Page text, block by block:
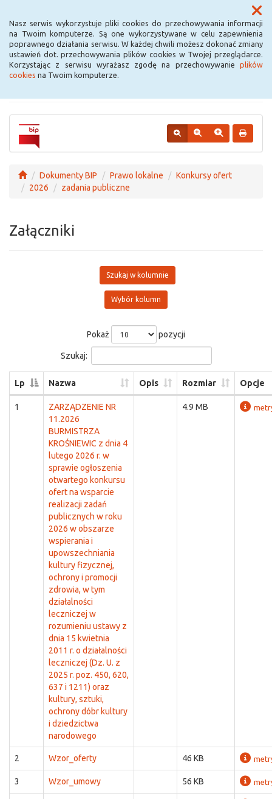
Nasz serwis wykorzystuje pliki cookies do przechowywania informacji
na Twoim komputerze. Są one wykorzystywane w celu zapewnienia
poprawnego działania serwisu. W każdej chwili możesz dokonać zmiany
ustawień dot. przechowywania plików cookies w Twojej przeglądarce.
Korzystając z serwisu wyrażasz zgodę na przechowywanie plików
cookies na Twoim komputerze.
Menu
Urząd Miejski w
Krośniewicach
Dokumenty BIP Prawo lokalne
Konkursy ofert
2026
zadania publiczne
Załączniki
Szukaj w kolumnie
Wybór kolumn
Pokaż pozycji
Szukaj:
Lp Nazwa Opis Rozmiar Opcje
1
ZARZĄDZENIE NR
11.2026
BURMISTRZA
KROŚNIEWIC z dnia 4
lutego 2026 r. w
sprawie ogłoszenia
otwartego konkursu
ofert na wsparcie
realizacji zadań
publicznych w roku
2026 w obszarze
wspierania i
upowszechniania
kultury fizycznej,
ochrony i promocji
zdrowia, w tym
działalności
leczniczej w
rozumieniu ustawy z
dnia 15 kwietnia
2011 r. o działalności
leczniczej (Dz. U. z
2025 r. poz. 450, 620,
637 i 1211) oraz
kultury, sztuki,
ochrony dóbr kultury
i dziedzictwa
narodowego
4.9 MB
2 Wzor_oferty 46 KB
3 Wzor_umowy 56 KB